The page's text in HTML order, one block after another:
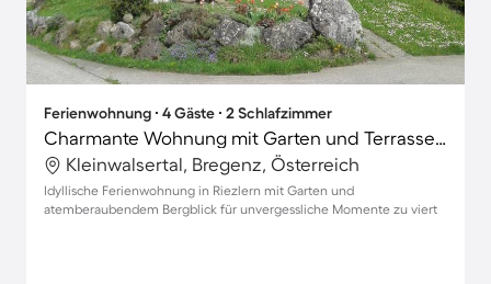
Ferienwohnung ∙ 4 Gäste ∙ 2 Schlafzimmer
Charmante Wohnung mit Garten und Terrasse | Bergblick | Skifahren in der Nähe
Kleinwalsertal, Bregenz, Österreich
Idyllische Ferienwohnung in Riezlern mit Garten und
atemberaubendem Bergblick für unvergessliche Momente zu viert